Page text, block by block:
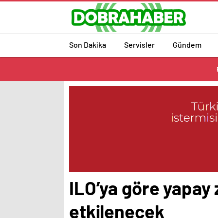
Son Dakika Servisler Gündem
ILO’ya göre
etkilenecek